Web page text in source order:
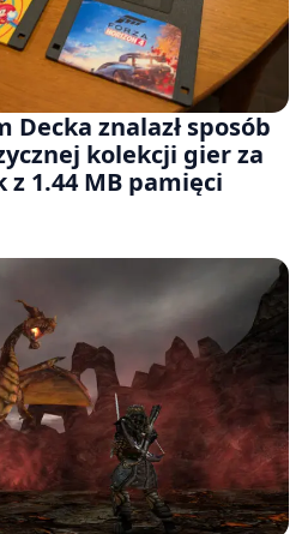
znalazł sposób
kolekcji gier za
1.44 MB pamięci